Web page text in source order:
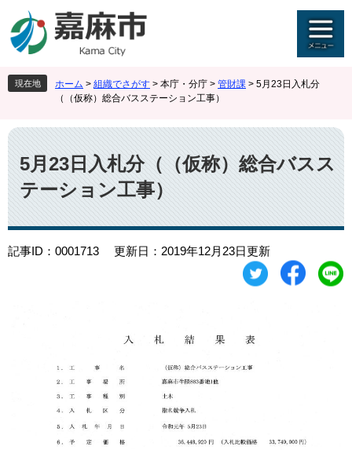
ジ
先
頭
。
ュ
を
飛
て
本
文
へ
現在地 ホーム > 組織でさがす > 本庁・分庁 > 管財課 > 5月23日入札分
（（仮称）総合バスステーション工事）
本
文
5月23日入札分（（仮称）総合バスス
テーション工事）
記事ID：0001713 更新日：2019年12月23日更新